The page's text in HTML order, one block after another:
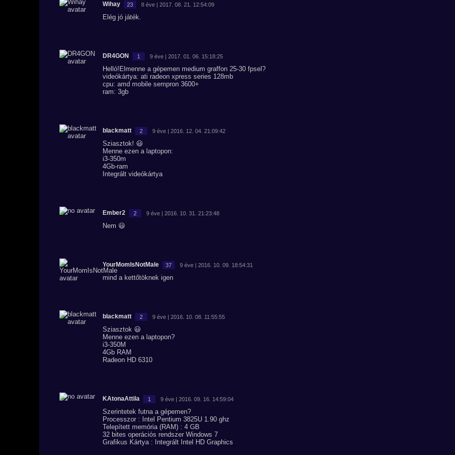
Wihay 23 8 éve | 2017. 08. 21. 12:54:09
Elég jó játék.
DR4GON 1 9 éve | 2017. 01. 06. 15:18:25
Helló!Elmenne a gépemen medium graffon 25-30 fpsel?
videókártya: ati radeon xpress series 128mb
cpu: amd mobile sempron 3600+
ram: 3gb
blackmatt 2 9 éve | 2016. 12. 04. 21:09:42
Sziasztok! 😃
Menne ezen a laptopon:
i3-350m
4Gb-ram
Integrált videókártya
Ember2 2 9 éve | 2016. 10. 31. 21:23:48
Nem 😃
YourMomIsNotMale 37 9 éve | 2016. 10. 09. 18:54:31
mind a kettőtöknek igen
blackmatt 2 9 éve | 2016. 10. 08. 11:55:55
Sziasztok 😃
Menne ezen a laptopon?
i3-350M
4Gb RAM
Radeon HD 6310
KAtonaAttila 1 9 éve | 2016. 09. 16. 14:59:04
Szerintetek futna a gépemen?
Processzor : Intel Pentium 3825U 1.90 ghz
Telepített memória (RAM) : 4 GB
32 bites operációs rendszer Windows 7
Grafikus Kártya : Integrált Intel HD Graphics